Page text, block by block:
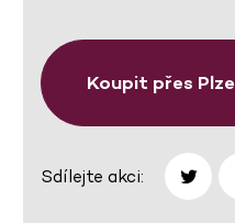
Koupit přes
Sdílejte akci: